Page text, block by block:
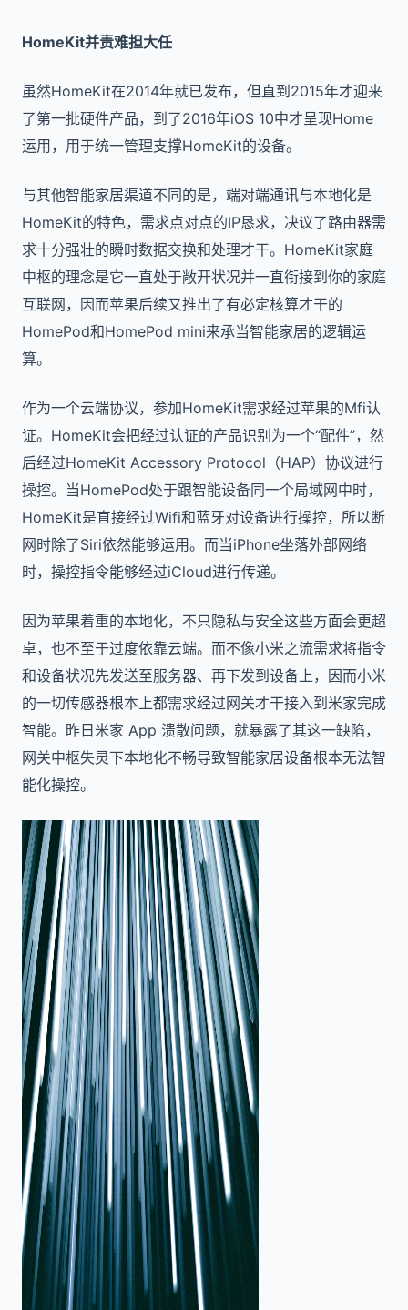
HomeKit并责难担大任
虽然HomeKit在2014年就已发布，但直到2015年才迎来
了第一批硬件产品，到了2016年iOS 10中才呈现Home
运用，用于统一管理支撑HomeKit的设备。
与其他智能家居渠道不同的是，端对端通讯与本地化是
HomeKit的特色，需求点对点的IP恳求，决议了路由器需
求十分强壮的瞬时数据交换和处理才干。HomeKit家庭
中枢的理念是它一直处于敞开状况并一直衔接到你的家庭
互联网，因而苹果后续又推出了有必定核算才干的
HomePod和HomePod mini来承当智能家居的逻辑运
算。
作为一个云端协议，参加HomeKit需求经过苹果的Mfi认
证。HomeKit会把经过认证的产品识别为一个“配件”，然
后经过HomeKit Accessory Protocol（HAP）协议进行
操控。当HomePod处于跟智能设备同一个局域网中时，
HomeKit是直接经过Wifi和蓝牙对设备进行操控，所以断
网时除了Siri依然能够运用。而当iPhone坐落外部网络
时，操控指令能够经过iCloud进行传递。
因为苹果着重的本地化，不只隐私与安全这些方面会更超
卓，也不至于过度依靠云端。而不像小米之流需求将指令
和设备状况先发送至服务器、再下发到设备上，因而小米
的一切传感器根本上都需求经过网关才干接入到米家完成
智能。昨日米家 App 溃散问题，就暴露了其这一缺陷，
网关中枢失灵下本地化不畅导致智能家居设备根本无法智
能化操控。